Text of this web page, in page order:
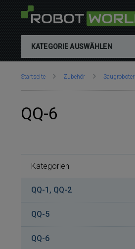
KATEGORIE AUSWÄHLEN
Sie
Startseite Zubehör Saugroboter
QQ-6
Kategorien
QQ-1, QQ-2
QQ-5
QQ-6